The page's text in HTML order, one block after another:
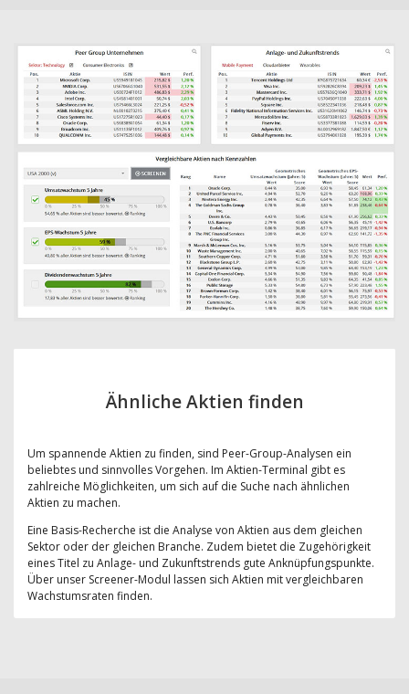
Ähnliche Aktien finden
Um spannende Aktien zu finden, sind Peer-Group-Analysen ein
beliebtes und sinnvolles Vorgehen. Im Aktien-Terminal gibt es
zahlreiche Möglichkeiten, um sich auf die Suche nach ähnlichen
Aktien zu machen.
Eine Basis-Recherche ist die Analyse von Aktien aus dem gleichen
Sektor oder der gleichen Branche. Zudem bietet die Zugehörigkeit
eines Titel zu Anlage- und Zukunftstrends gute Anknüpfungspunkte.
Über unser Screener-Modul lassen sich Aktien mit vergleichbaren
Wachstumsraten finden.